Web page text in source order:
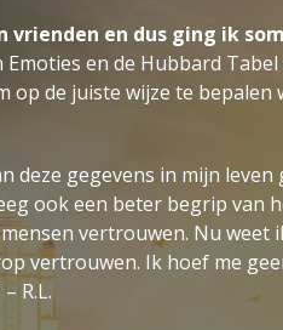
en dus ging ik
en de Hubbard
op de juiste wijze te bepalen
deze gegevens in mijn
ook een beter begrip van
vertrouwen. Nu weet
vertrouwen. Ik hoef me
R.L.